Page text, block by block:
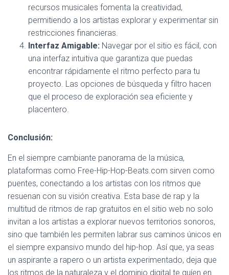
recursos musicales fomenta la creatividad,
permitiendo a los artistas explorar y experimentar sin
restricciones financieras.
Interfaz Amigable: Navegar por el sitio es fácil, con
una interfaz intuitiva que garantiza que puedas
encontrar rápidamente el ritmo perfecto para tu
proyecto. Las opciones de búsqueda y filtro hacen
que el proceso de exploración sea eficiente y
placentero.
Conclusión:
En el siempre cambiante panorama de la música,
plataformas como Free-Hip-Hop-Beats.com sirven como
puentes, conectando a los artistas con los ritmos que
resuenan con su visión creativa. Esta base de rap y la
multitud de ritmos de rap gratuitos en el sitio web no solo
invitan a los artistas a explorar nuevos territorios sonoros,
sino que también les permiten labrar sus caminos únicos en
el siempre expansivo mundo del hip-hop. Así que, ya seas
un aspirante a rapero o un artista experimentado, deja que
los ritmos de la naturaleza y el dominio digital te guíen en